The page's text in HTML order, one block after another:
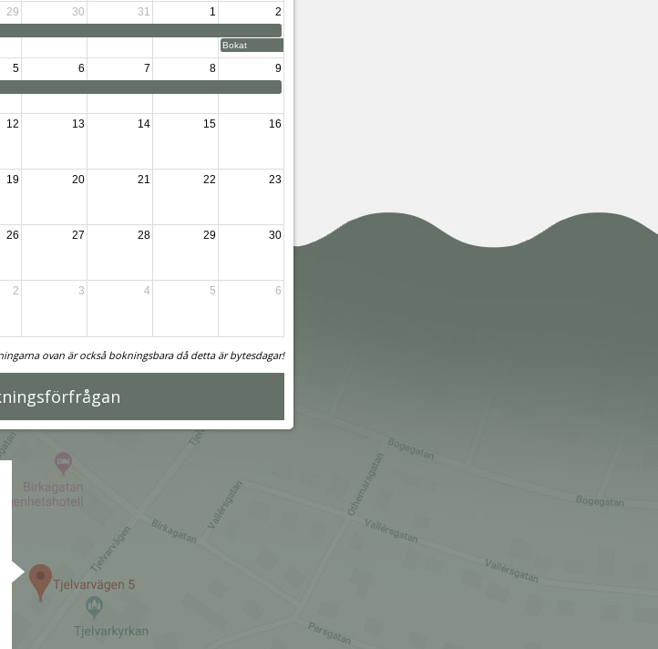
29 30 31 1 2
Bokat
5 6 7 8 9
12 13 14 15 16
19 20 21 22 23
26 27 28 29 30
2 3 4 5 6
ovan är också bokningsbara då detta är bytesdagar!